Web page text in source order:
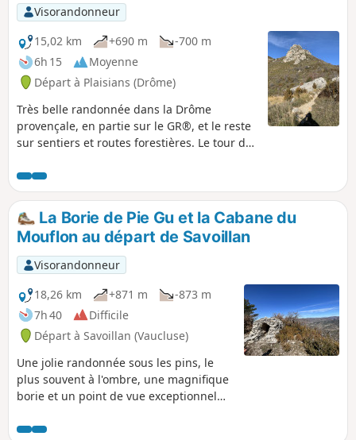
Visorandonneur
15,02 km
+690 m
-700 m
6h 15
Moyenne
Départ à Plaisians (Drôme)
Très belle randonnée dans la Drôme
provençale, en partie sur le GR®, et le reste
sur sentiers et routes forestières. Le tour de
montagne de Banne.
La Borie de Pie Gu et la Cabane du
Mouflon au départ de Savoillan
Visorandonneur
18,26 km
+871 m
-873 m
7h 40
Difficile
Départ à Savoillan (Vaucluse)
Une jolie randonnée sous les pins, le
plus souvent à l'ombre, une magnifique
borie et un point de vue exceptionnel
bienvenue sur les bancs de la Cabane